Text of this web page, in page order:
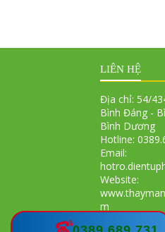
LIÊN HỆ
Địa chỉ: 54/
Bình Đáng -
Bình Dương
Hotline:
Email:
Website:
m